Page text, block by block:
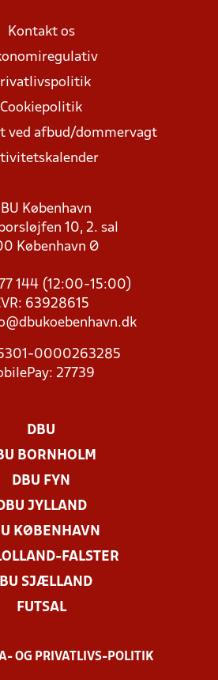
Kontakt os
Cookiepolitik
ved afbud/dommervagt
København
10, 2. sal
København Ø
144 (12:00-15:00)
63928615
0000263285
27739
DBU
BORNHOLM
DBU FYN
DBU JYLLAND
KØBENHAVN
FALSTER
SJÆLLAND
FUTSAL
OG PRIVATLIVS-POLITIK